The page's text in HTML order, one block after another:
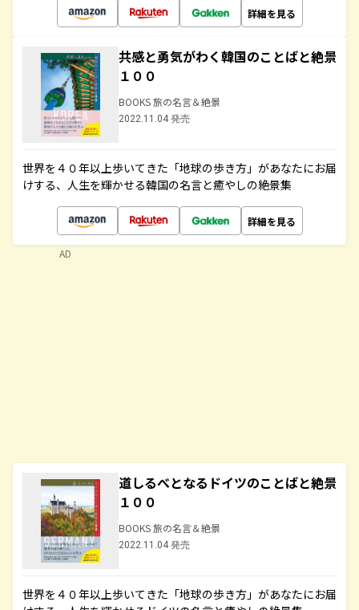
詳細を見る
共感と勇気がわく韓国のことばと絶景
１００
BOOKS 旅の名言＆絶景
2022.11.04 発売
世界を４０年以上歩いてきた「地球の歩き方」があなたにお届
けする、人生を輝かせる韓国の名言と癒やしの絶景集
詳細を見る
道しるべとなるドイツのことばと絶景
１００
BOOKS 旅の名言＆絶景
2022.11.04 発売
世界を４０年以上歩いてきた「地球の歩き方」があなたにお届
AD